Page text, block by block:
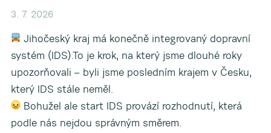
3. 7. 2026
Jihočeský kraj má konečně integrovaný dopravní
systém (IDS).To je krok, na který jsme dlouhé roky
upozorňovali – byli jsme posledním krajem v Česku,
který IDS stále neměl.
Bohužel ale start IDS provází rozhodnutí, která
podle nás nejdou správným směrem.